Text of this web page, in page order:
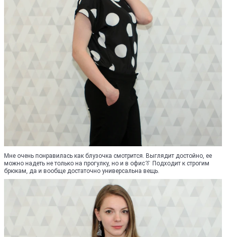
Мне очень понравилась как блузочка смотрится. Выглядит достойно, ее
можно надеть не только на прогулку, но и в офис👔 Подходит к строгим
брюкам, да и вообще достаточно универсальна вещь.